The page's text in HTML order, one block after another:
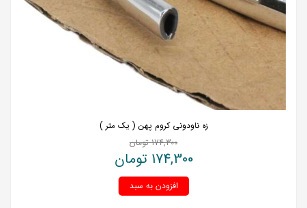
زه ناودونی کروم پهن ( یک متر )
174,300 تومان
174,300 تومان
افزودن به سبد